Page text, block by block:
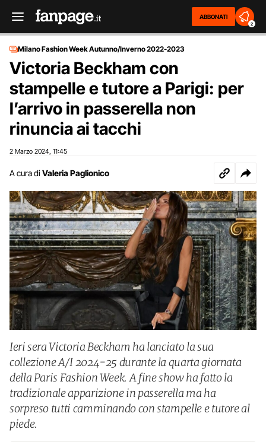
ABBONATI
2
Milano Fashion Week Autunno/Inverno 2022-2023
Victoria Beckham con
stampelle e tutore a Parigi: per
l’arrivo in passerella non
rinuncia ai tacchi
2 Marzo 2024 11:45
A cura di Valeria Paglionico
Ieri sera Victoria Beckham ha lanciato la sua
collezione A/I 2024-25 durante la quarta giornata
della Paris Fashion Week. A fine show ha fatto la
tradizionale apparizione in passerella ma ha
sorpreso tutti camminando con stampelle e tutore al
piede.